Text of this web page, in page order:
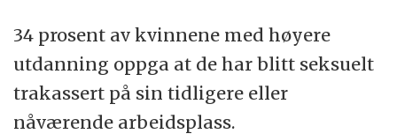
34 prosent av kvinnene med høyere
utdanning oppga at de har blitt seksuelt
trakassert på sin tidligere eller
nåværende arbeidsplass.